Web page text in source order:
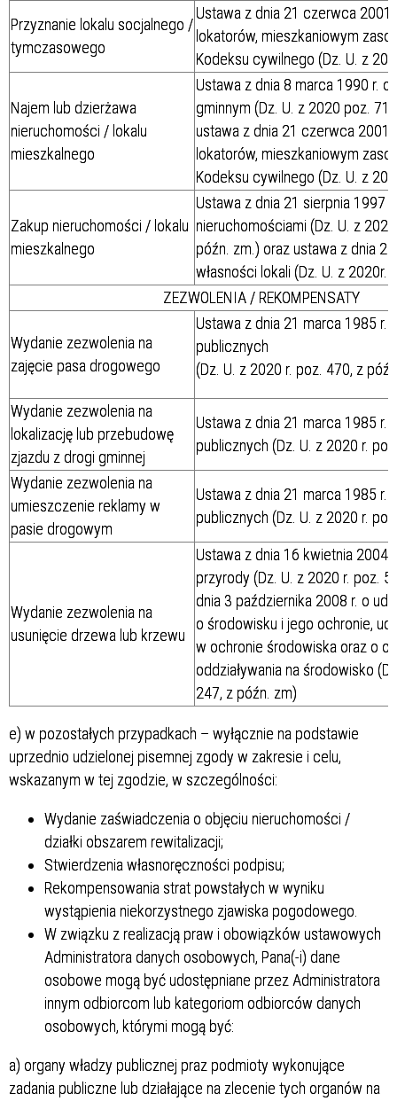
Przyznanie lokalu socjalnego /
tymczasowego
Ustawa z dnia 21 czerwca 2001
lokatorów, mieszkaniowym
Kodeksu cywilnego (Dz. U. z
Najem lub dzierżawa
nieruchomości / lokalu
mieszkalnego
Ustawa z dnia 8 marca 1990 r. o
gminnym (Dz. U. z 2020 poz.
ustawa z dnia 21 czerwca 2001
lokatorów, mieszkaniowym
Kodeksu cywilnego (Dz. U. z
Zakup nieruchomości / lokalu
mieszkalnego
Ustawa z dnia 21 sierpnia 1997
nieruchomościami (Dz. U. z
późn. zm.) oraz ustawa z dnia
własności lokali (Dz. U. z 2020r.
ZEZWOLENIA / REKOMPENSATY
Wydanie zezwolenia na
zajęcie pasa drogowego
Ustawa z dnia 21 marca 1985 r.
publicznych
(Dz. U. z 2020 r. poz. 470, z
Wydanie zezwolenia na
lokalizację lub przebudowę
zjazdu z drogi gminnej
Ustawa z dnia 21 marca 1985 r.
publicznych (Dz. U. z 2020 r.
Wydanie zezwolenia na
umieszczenie reklamy w
pasie drogowym
Ustawa z dnia 21 marca 1985 r.
publicznych (Dz. U. z 2020 r.
Wydanie zezwolenia na
usunięcie drzewa lub krzewu
Ustawa z dnia 16 kwietnia 2004
przyrody (Dz. U. z 2020 r. poz.
dnia 3 października 2008 r. o
o środowisku i jego ochronie,
w ochronie środowiska oraz o
oddziaływania na środowisko
247, z późn. zm)
e) w pozostałych przypadkach – wyłącznie na podstawie
uprzednio udzielonej pisemnej zgody w zakresie i celu,
wskazanym w tej zgodzie, w szczególności:
Wydanie zaświadczenia o objęciu nieruchomości /
działki obszarem rewitalizacji;
Stwierdzenia własnoręczności podpisu;
Rekompensowania strat powstałych w wyniku
wystąpienia niekorzystnego zjawiska pogodowego.
W związku z realizacją praw i obowiązków ustawowych
Administratora danych osobowych, Pana(-i) dane
osobowe mogą być udostępniane przez Administratora
innym odbiorcom lub kategoriom odbiorców danych
osobowych, którymi mogą być:
a) organy władzy publicznej praz podmioty wykonujące
zadania publiczne lub działające na zlecenie tych organów na